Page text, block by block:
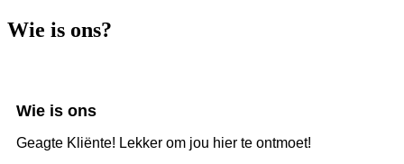
Wie is ons?
Wie is ons
Geagte Kliënte! Lekker om jou hier te ontmoet!